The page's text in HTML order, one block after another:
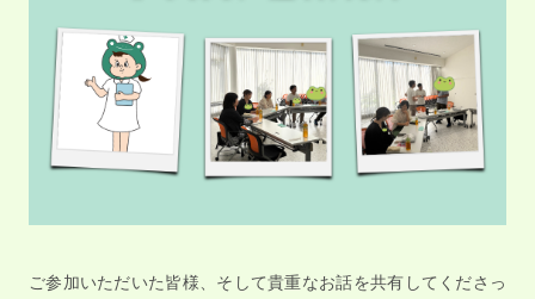
ご参加いただいた皆様、そして貴重なお話を共有してくださっ